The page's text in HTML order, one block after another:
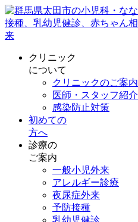
クリニック
について
クリニックのご案内
医師・スタッフ紹介
感染防止対策
初めての
方へ
診療の
ご案内
一般小児外来
アレルギー診療
夜尿症外来
予防接種
乳幼児健診